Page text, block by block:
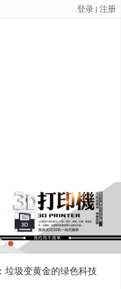
很遗憾，因您的浏览器版本过低导致无法获得最佳浏览体验，推荐下载安装谷歌浏览器！
登录 丨 注册
垃圾变黄金的绿色科技